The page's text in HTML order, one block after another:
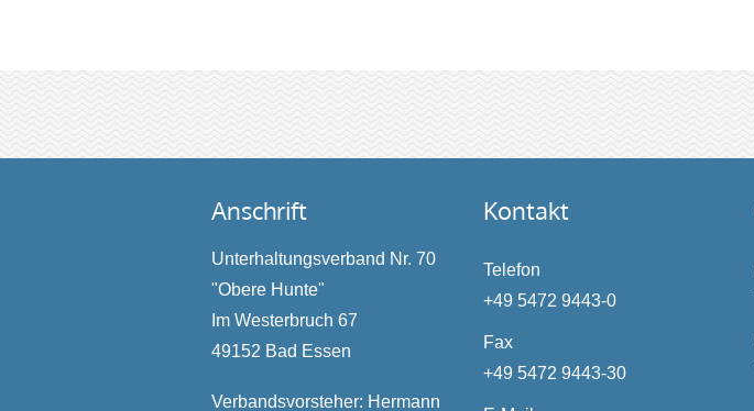
Anschrift
Unterhaltungsverband Nr. 70
"Obere Hunte"
Im Westerbruch 67
49152 Bad Essen
Verbandsvorsteher: Hermann
Kontakt
Telefon
+49 5472 9443-0
Fax
+49 5472 9443-30